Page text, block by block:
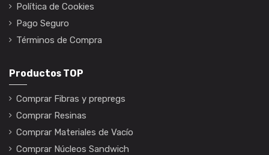
Política de Cookies
Pago Seguro
Términos de Compra
Productos TOP
Comprar Fibras y prepregs
Comprar Resinas
Comprar Materiales de Vacío
Comprar Núcleos Sandwich